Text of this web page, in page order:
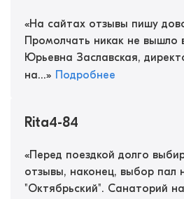
«На сайтах отзывы пишу
Промолчать никак не вышло
Юрьевна Заславская,
на...» Подробнее
Rita4-84
«Перед поездкой долго
отзывы, наконец, выбор пал
"Октябрьский". Санаторий